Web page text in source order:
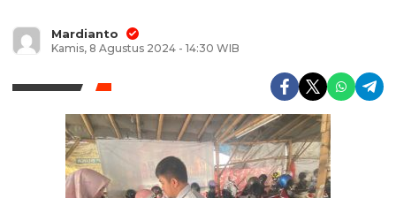
Mardianto
Kamis, 8 Agustus 2024 - 14:30 WIB